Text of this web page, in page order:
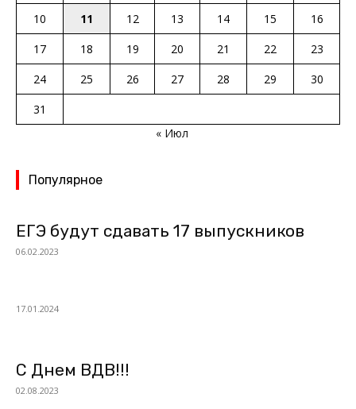
10
11 12 13 14 15
16
17
18 19 20 21 22
23
24
25 26 27 28 29
30
31
« Июл
Популярное
ЕГЭ будут сдавать 17 выпускников
06.02.2023
17.01.2024
С Днем ВДВ!!!
02.08.2023